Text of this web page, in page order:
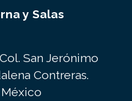
y Salas
San Jerónimo
Contreras.
México